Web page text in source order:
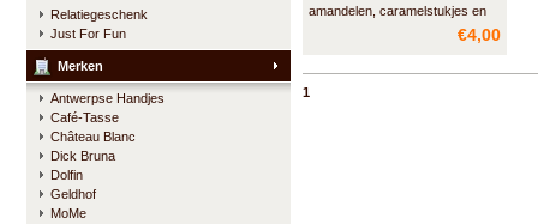
Relatiegeschenk
Just For Fun
Merken
Antwerpse Handjes
Café-Tasse
Château Blanc
Dick Bruna
Dolfin
Geldhof
MoMe
amandelen, caramelstukjes en
€4,00
1